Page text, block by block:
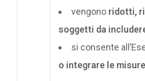
vengono ridotti,
soggetti da
si consente
o integrare le